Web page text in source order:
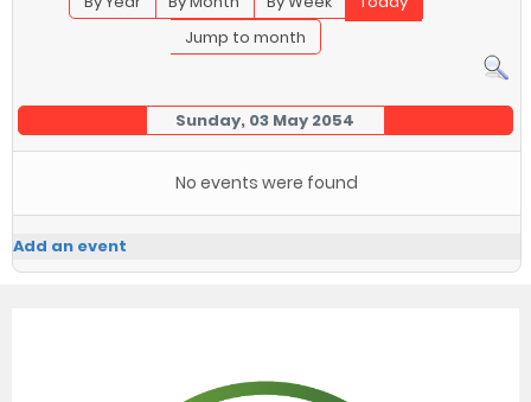
Jump to month
Sunday, 03 May 2054
No events were found
Add an event